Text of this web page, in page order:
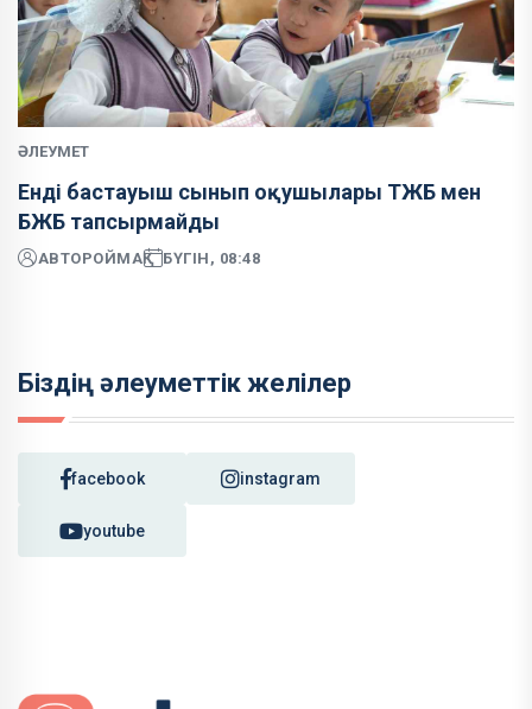
ӘЛЕУМЕТ
Енді бастауыш сынып оқушылары ТЖБ мен
БЖБ тапсырмайды
АВТОРОЙМАҚ БҮГІН, 08:48
Біздің әлеуметтік желілер
facebook instagram
youtube